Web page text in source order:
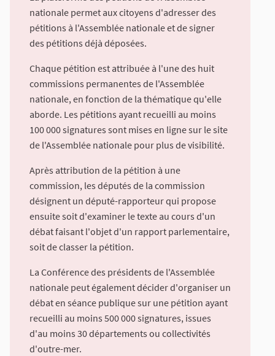
nationale permet aux citoyens d'adresser des
pétitions à l'Assemblée nationale et de signer
des pétitions déjà déposées.
Chaque pétition est attribuée à l'une des huit
commissions permanentes de l'Assemblée
nationale, en fonction de la thématique qu'elle
aborde. Les pétitions ayant recueilli au moins
100 000 signatures sont mises en ligne sur le site
de l'Assemblée nationale pour plus de visibilité.
Après attribution de la pétition à une
commission, les députés de la commission
désignent un député-rapporteur qui propose
ensuite soit d'examiner le texte au cours d'un
débat faisant l'objet d'un rapport parlementaire,
soit de classer la pétition.
La Conférence des présidents de l'Assemblée
nationale peut également décider d'organiser un
débat en séance publique sur une pétition ayant
recueilli au moins 500 000 signatures, issues
d'au moins 30 départements ou collectivités
d'outre-mer.